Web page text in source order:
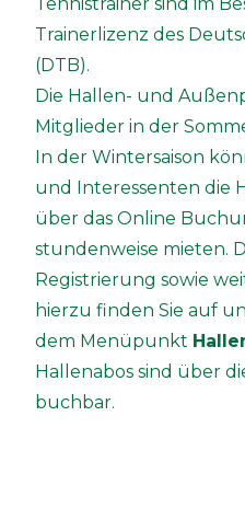
Trainerlizenz des
(DTB).
Die Hallen- und
Mitglieder in der
In der Wintersaison
und Interessenten die
über das Online
stundenweise mieten.
Registrierung sowie
hierzu finden Sie auf
dem Menüpunkt
Hallenabos sind über
buchbar.